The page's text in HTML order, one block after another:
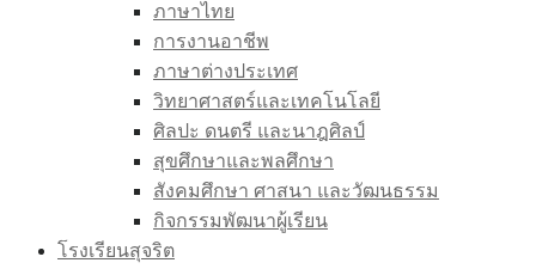
ภาษาไทย
การงานอาชีพ
ภาษาต่างประเทศ
วิทยาศาสตร์และเทคโนโลยี
ศิลปะ ดนตรี และนาฎศิลป์
สุขศึกษาและพลศึกษา
สังคมศึกษา ศาสนา และวัฒนธรรม
กิจกรรมพัฒนาผู้เรียน
โรงเรียนสุจริต